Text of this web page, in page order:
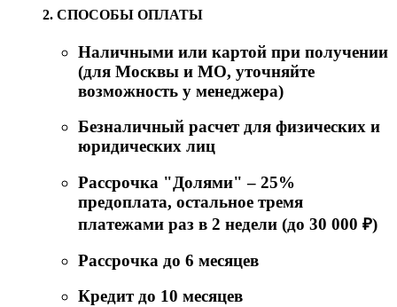
2. СПОСОБЫ ОПЛАТЫ
Наличными или картой при получении
(для Москвы и МО, уточняйте
возможность у менеджера)
Безналичный расчет для физических и
юридических лиц
Рассрочка "Долями" – 25%
предоплата, остальное тремя
платежами раз в 2 недели (до 30 000 ₽)
Рассрочка до 6 месяцев
Кредит до 10 месяцев